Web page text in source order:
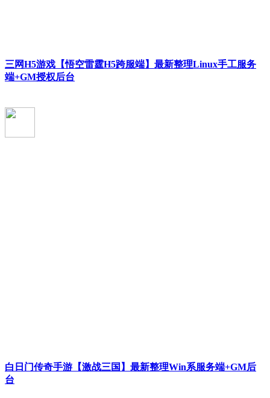
三网H5游戏【悟空雷霆H5跨服端】最新整理Linux手工服务
端+GM授权后台
白日门传奇手游【激战三国】最新整理Win系服务端+GM后
台